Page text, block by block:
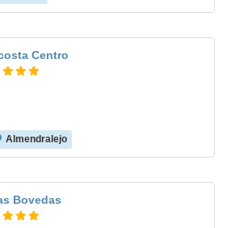
Centro
Almendralejo
Bovedas